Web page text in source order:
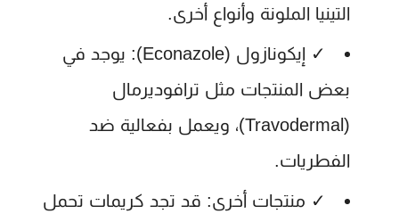
التينيا الملونة وأنواع أخرى.
✓ إيكونازول (Econazole):
يوجد في
بعض المنتجات مثل ترافوديرمال
(Travodermal)، ويعمل بفعالية ضد
الفطريات.
✓ منتجات أخرى: قد تجد كريمات تحمل